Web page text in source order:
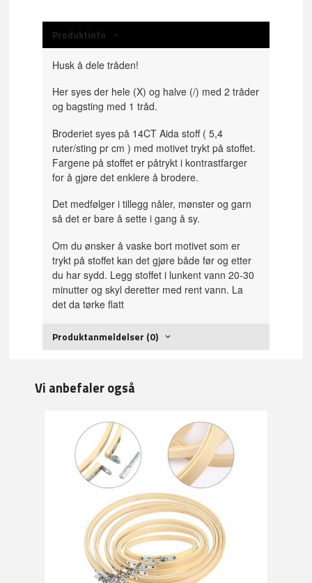
Produktinfo
Husk å dele tråden!
Her syes der hele (X) og halve (/) med 2 tråder
og bagsting med 1 tråd.
Broderiet syes på 14CT Aida stoff ( 5,4
ruter/sting pr cm ) med motivet trykt på stoffet.
Fargene på stoffet er påtrykt i kontrastfarger
for å gjøre det enklere å brodere.
Det medfølger i tillegg nåler, mønster og garn
så det er bare å sette i gang å sy.
Om du ønsker å vaske bort motivet som er
trykt på stoffet kan det gjøre både før og etter
du har sydd. Legg stoffet i lunkent vann 20-30
minutter og skyl deretter med rent vann. La
det da tørke flatt
Produktanmeldelser (0)
Vi anbefaler også